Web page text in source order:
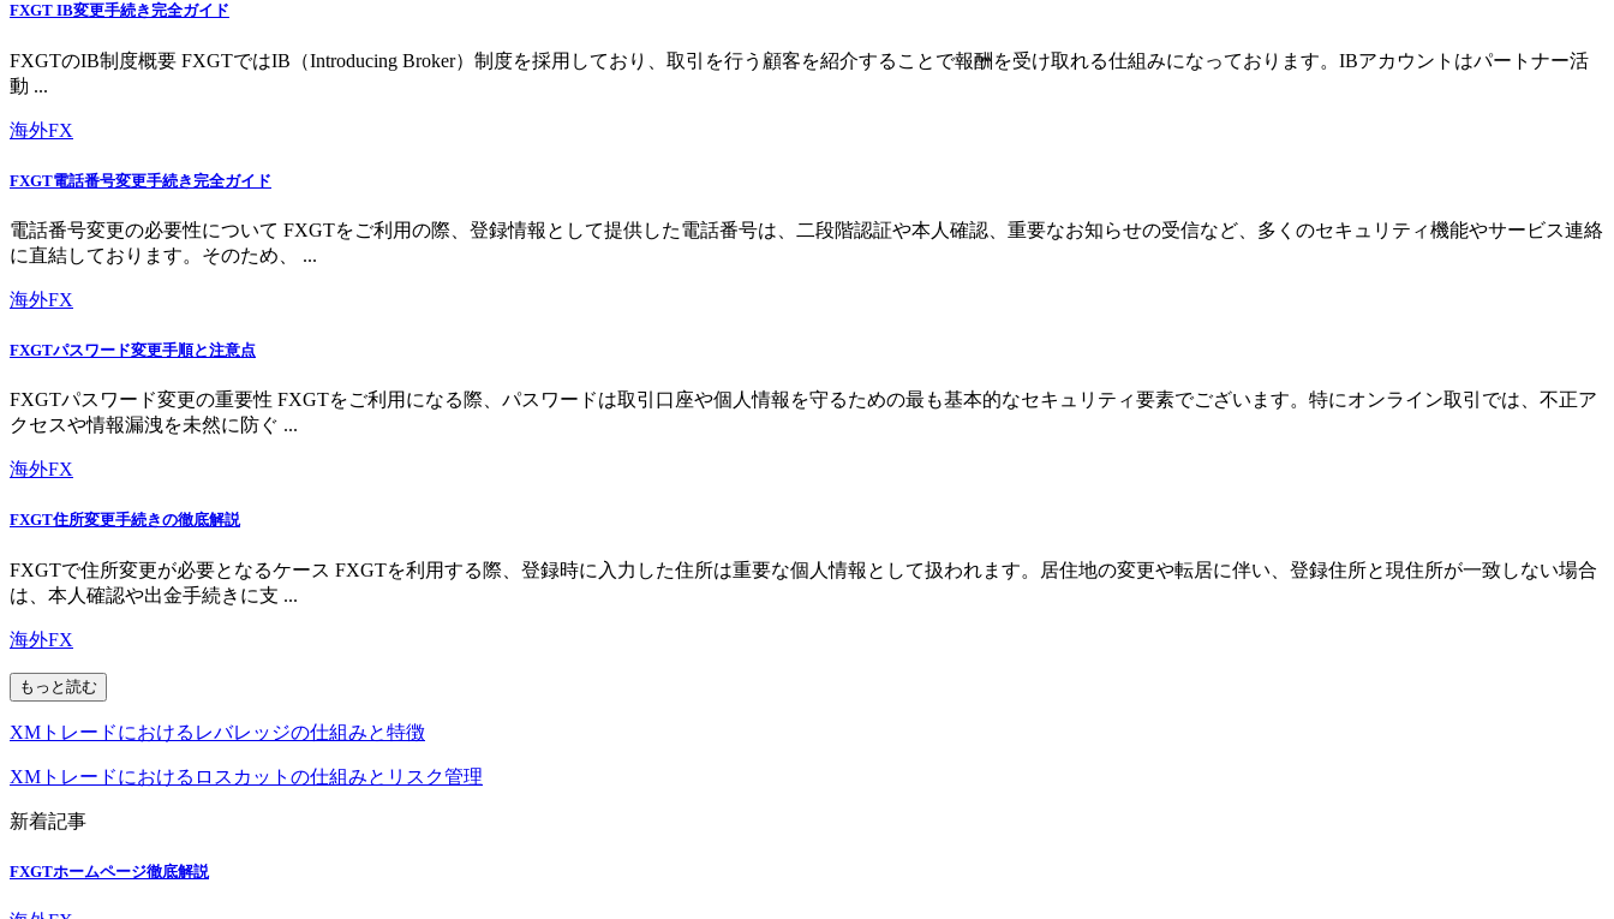
FXGT IB変更手続き完全ガイド
FXGTのIB制度概要 FXGTではIB（Introducing Broker）制度を採用しており、取引を行う顧客を紹介することで報酬を受け取れる仕組みになっております。IBアカウントはパートナー活
動 ...
海外FX
FXGT電話番号変更手続き完全ガイド
電話番号変更の必要性について FXGTをご利用の際、登録情報として提供した電話番号は、二段階認証や本人確認、重要なお知らせの受信など、多くのセキュリティ機能やサービス連絡
に直結しております。そのため、 ...
海外FX
FXGTパスワード変更手順と注意点
FXGTパスワード変更の重要性 FXGTをご利用になる際、パスワードは取引口座や個人情報を守るための最も基本的なセキュリティ要素でございます。特にオンライン取引では、不正ア
クセスや情報漏洩を未然に防ぐ ...
海外FX
FXGT住所変更手続きの徹底解説
FXGTで住所変更が必要となるケース FXGTを利用する際、登録時に入力した住所は重要な個人情報として扱われます。居住地の変更や転居に伴い、登録住所と現住所が一致しない場合
は、本人確認や出金手続きに支 ...
海外FX
もっと読む
XMトレードにおけるレバレッジの仕組みと特徴
XMトレードにおけるロスカットの仕組みとリスク管理
新着記事
FXGTホームページ徹底解説